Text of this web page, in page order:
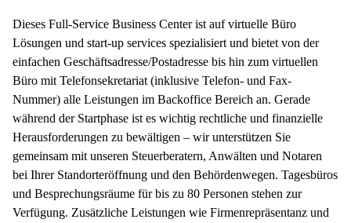
Dieses Full-Service Business Center ist auf virtuelle Büro
Lösungen und start-up services spezialisiert und bietet von der
einfachen Geschäftsadresse/Postadresse bis hin zum virtuellen
Büro mit Telefonsekretariat (inklusive Telefon- und Fax-
Nummer) alle Leistungen im Backoffice Bereich an. Gerade
während der Startphase ist es wichtig rechtliche und finanzielle
Herausforderungen zu bewältigen – wir unterstützen Sie
gemeinsam mit unseren Steuerberatern, Anwälten und Notaren
bei Ihrer Standorteröffnung und den Behördenwegen. Tagesbüros
und Besprechungsräume für bis zu 80 Personen stehen zur
Verfügung. Zusätzliche Leistungen wie Firmenrepräsentanz und